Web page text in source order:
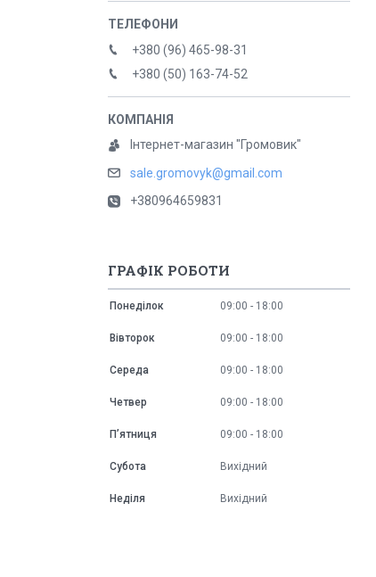
+380 (96) 465-98-31
+380 (50) 163-74-52
Інтернет-магазин "Громовик"
sale.gromovyk@gmail.com
+380964659831
ГРАФІК РОБОТИ
Понеділок 09:00 18:00
Вівторок 09:00 18:00
Середа 09:00 18:00
Четвер 09:00 18:00
Пʼятниця 09:00 18:00
Субота Вихідний
Неділя Вихідний